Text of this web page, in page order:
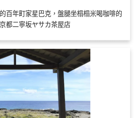
百年町家星巴克，盤腿坐榻榻米喝咖啡的
都二寧坂ヤサカ茶屋店